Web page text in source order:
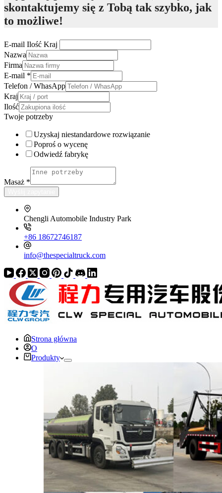
skontaktujemy się z Tobą tak szybko, jak
to możliwe!
E-mail Ilość Kraj
Nazwa
Firma
E-mail *
Telefon / WhasApp
Kraj
Ilość
Twoje potrzeby
Uzyskaj niestandardowe rozwiązanie
Poproś o wycenę
Odwiedź fabrykę
Masaż *
Chengli Automobile Industry Park
+86 18672746187
info@thespecialtruck.com
Strona główna
O
Produkty